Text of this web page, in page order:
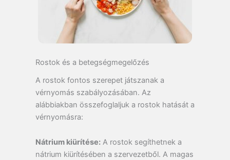
Rostok és a betegségmegelőzés
A rostok fontos szerepet játszanak a
vérnyomás szabályozásában. Az
alábbiakban összefoglaljuk a rostok hatását a
vérnyomásra:
Nátrium kiürítése:A rostok segíthetnek a
nátrium kiürítésében a szervezetből. A magas